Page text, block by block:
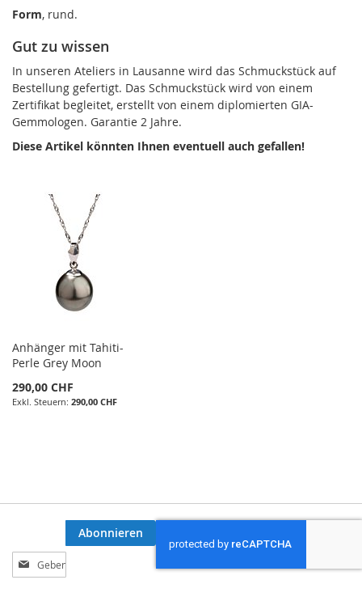
Form, rund.
Gut zu wissen
In unseren Ateliers in Lausanne wird das Schmuckstück auf
Bestellung gefertigt. Das Schmuckstück wird von einem
Zertifikat begleitet, erstellt von einem diplomierten GIA-
Gemmologen. Garantie 2 Jahre.
Diese Artikel könnten Ihnen eventuell auch gefallen!
Anhänger mit Tahiti-
Perle Grey Moon
290,00 CHF
290,00 CHF
Melden
Sie
Abonnieren